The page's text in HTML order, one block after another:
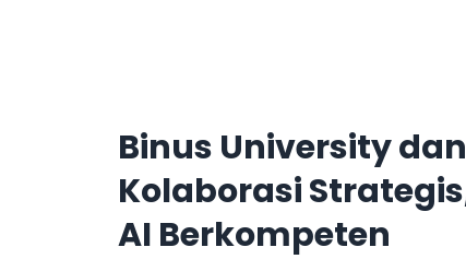
Binus University
Kolaborasi
AI Berkompeten